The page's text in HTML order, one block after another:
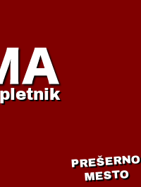
PREŠERNO
MESTO